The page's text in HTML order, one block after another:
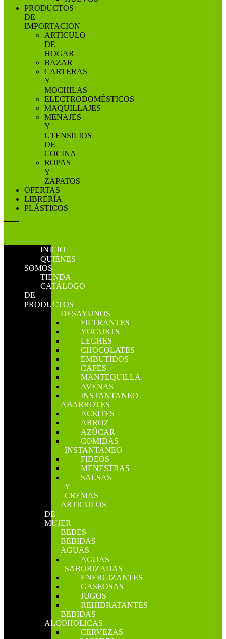
PRODUCTOS
DE
IMPORTACION
ARTICULO
DE
HOGAR
BAZAR
CARTERAS
Y
MOCHILAS
ELECTRODOMÉSTICOS
MAQUILLAJES
MENAJES
Y
UTENSILIOS
DE
COCINA
ROPAS
Y
ZAPATOS
OFERTAS
LIBRERÍA
PLÁSTICOS
INICIO
QUIÉNES
SOMOS
TIENDA
CATÁLOGO
DE
PRODUCTOS
DESAYUNOS
FILTRANTES
YOGURTS
LECHES
CHOCOLATES
EMBUTIDOS
CAFES
MANTEQUILLA
AVENAS
INSTANTANEO
ABARROTES
ACEITES
ARROZ
AZÚCAR
COMIDAS
INSTANTANEO
FIDEOS
MENESTRAS
SALSAS
Y
CREMAS
ARTICULOS
DE
MUJER
BEBES
BEBIDAS
AGUAS
AGUAS
SABORIZADAS
ENERGIZANTES
GASEOSAS
JUGOS
REHIDRATANTES
BEBIDAS
ALCOHOLICAS
CERVEZAS